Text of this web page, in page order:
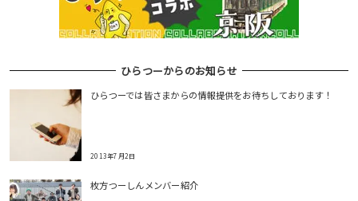
ひらつーからのお知らせ
ひらつーでは皆さまからの情報提供をお待ちしております！
2013年7月2日
枚方つーしんメンバー紹介